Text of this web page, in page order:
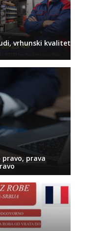
vrhunski kvalitet
pravo, prava